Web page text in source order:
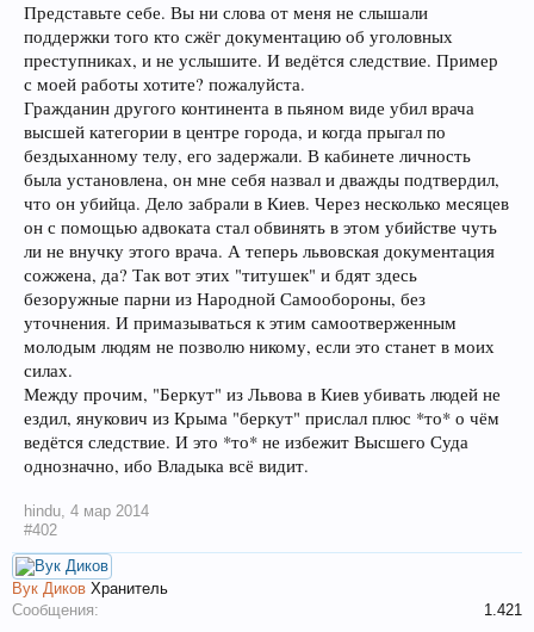
Представьте себе. Вы ни слова от меня не слышали
поддержки того кто сжёг документацию об уголовных
преступниках, и не услышите. И ведётся следствие. Пример
с моей работы хотите? пожалуйста.
Гражданин другого континента в пьяном виде убил врача
высшей категории в центре города, и когда прыгал по
бездыханному телу, его задержали. В кабинете личность
была установлена, он мне себя назвал и дважды подтвердил,
что он убийца. Дело забрали в Киев. Через несколько месяцев
он с помощью адвоката стал обвинять в этом убийстве чуть
ли не внучку этого врача. А теперь львовская документация
сожжена, да? Так вот этих "титушек" и бдят здесь
безоружные парни из Народной Самообороны, без
уточнения. И примазываться к этим самоотверженным
молодым людям не позволю никому, если это станет в моих
силах.
Между прочим, "Беркут" из Львова в Киев убивать людей не
ездил, янукович из Крыма "беркут" прислал плюс *то* о чём
ведётся следствие. И это *то* не избежит Высшего Суда
однозначно, ибо Владыка всё видит.
hindu, 4 мар 2014
#402
Вук Диков Хранитель
Сообщения:
1.421